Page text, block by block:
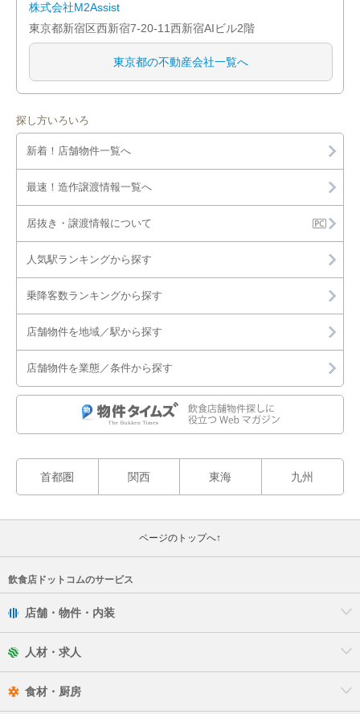
株式会社M2Assist
東京都新宿区西新宿7-20-11西新宿AIビル2階
東京都の不動産会社一覧へ
探し方いろいろ
新着！店舗物件一覧へ
最速！造作譲渡情報一覧へ
居抜き・譲渡情報について
人気駅ランキングから探す
乗降客数ランキングから探す
店舗物件を地域／駅から探す
店舗物件を業態／条件から探す
首都圏 関西 東海 九州
ページのトップへ↑
飲食店ドットコムのサービス
店舗・物件・内装
人材・求人
食材・厨房